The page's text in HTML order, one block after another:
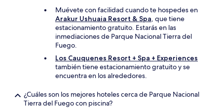
Muévete con facilidad cuando te hospedes en
Arakur Ushuaia Resort & Spa, que tiene
estacionamiento gratuito. Estarás en las
inmediaciones de Parque Nacional Tierra del
Fuego.
Los Cauquenes Resort + Spa + Experiences
también tiene estacionamiento gratuito y se
encuentra en los alrededores.
¿Cuáles son los mejores hoteles cerca de Parque Nacional
Tierra del Fuego con piscina?